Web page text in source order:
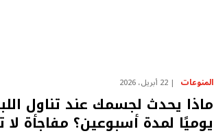
المنوعات 22 أبريل، 2026
ماذا يحدث لجسمك عند تناول
يوميًا لمدة أسبوعين؟ مفاجأة لا